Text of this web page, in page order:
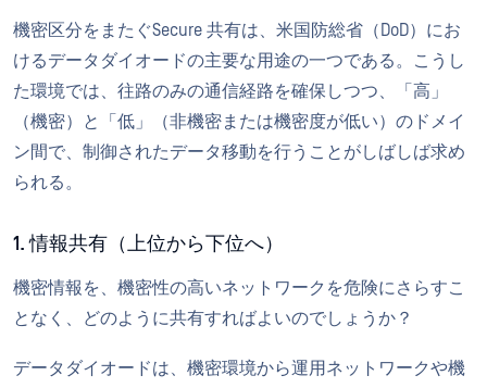
機密区分をまたぐSecure 共有は、米国防総省（DoD）にお
けるデータダイオードの主要な用途の一つである。こうし
た環境では、往路のみの通信経路を確保しつつ、「高」
（機密）と「低」（非機密または機密度が低い）のドメイ
ン間で、制御されたデータ移動を行うことがしばしば求め
られる。
1. 情報共有（上位から下位へ）
機密情報を、機密性の高いネットワークを危険にさらすこ
となく、どのように共有すればよいのでしょうか？
データダイオードは、機密環境から運用ネットワークや機